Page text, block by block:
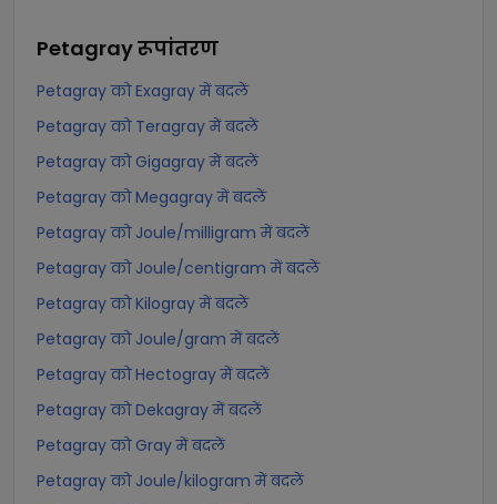
Petagrayरूपांतरण
Petagray को Exagray में बदलें
Petagray को Teragray में बदलें
Petagray को Gigagray में बदलें
Petagray को Megagray में बदलें
Petagray को Joule/milligram में बदलें
Petagray को Joule/centigram में बदलें
Petagray को Kilogray में बदलें
Petagray को Joule/gram में बदलें
Petagray को Hectogray में बदलें
Petagray को Dekagray में बदलें
Petagray को Gray में बदलें
Petagray को Joule/kilogram में बदलें